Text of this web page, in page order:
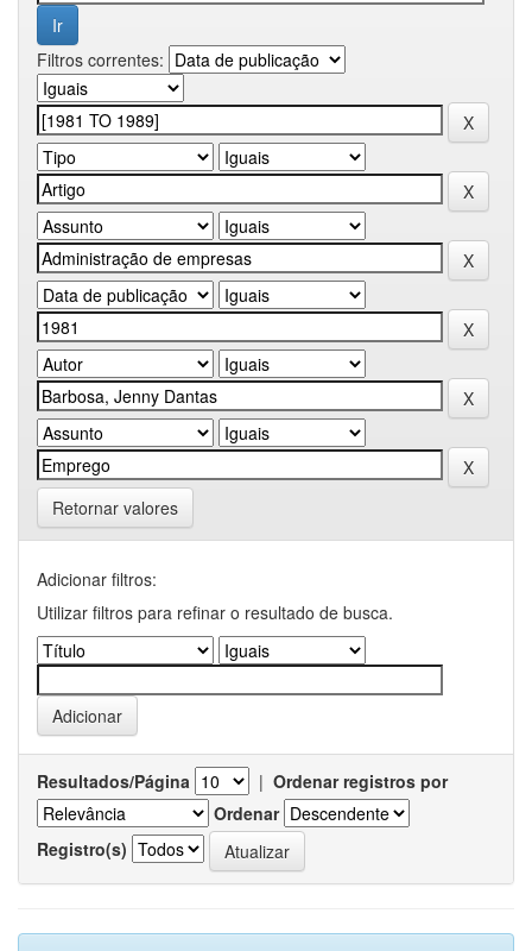
Filtros correntes:
Retornar valores
Adicionar filtros:
Utilizar filtros para refinar o resultado de busca.
Resultados/Página | Ordenar registros por
Ordenar
Registro(s)